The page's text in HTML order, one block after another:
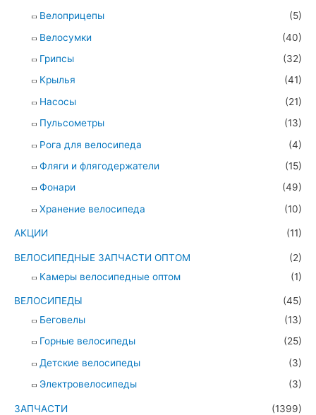
Велоприцепы
(5)
Велосумки
(40)
Грипсы
(32)
Крылья
(41)
Насосы
(21)
Пульсометры
(13)
Рога для велосипеда
(4)
Фляги и флягодержатели
(15)
Фонари
(49)
Хранение велосипеда
(10)
АКЦИИ (11)
ВЕЛОСИПЕДНЫЕ ЗАПЧАСТИ ОПТОМ
(2)
Камеры велосипедные оптом
(1)
ВЕЛОСИПЕДЫ
(45)
Беговелы
(13)
Горные велосипеды
(25)
Детские велосипеды
(3)
Электровелосипеды
(3)
ЗАПЧАСТИ
(1399)